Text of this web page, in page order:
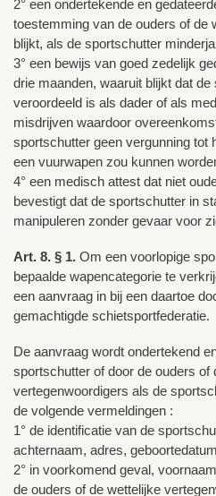
2° een ondertekende en
toestemming van de ouders of de
blijkt, als de sportschutter
3° een bewijs van goed zedelijk
drie maanden, waaruit blijkt dat
veroordeeld is als dader of als
misdrijven waardoor
sportschutter geen vergunning tot
een vuurwapen zou kunnen
4° een medisch attest dat niet
bevestigt dat de sportschutter in
manipuleren zonder gevaar voor
Art. 8. § 1. Om een voorlopige
bepaalde wapencategorie te
een aanvraag in bij een daartoe
gemachtigde schietsportfederatie.
De aanvraag wordt ondertekend
sportschutter of door de ouders of
vertegenwoordigers als de
de volgende vermeldingen :
1° de identificatie van de
achternaam, adres,
2° in voorkomend geval,
de ouders of de wettelijke